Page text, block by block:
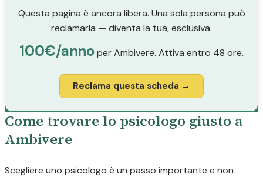
Questa pagina è ancora libera. Una sola persona può
reclamarla — diventa la tua, esclusiva.
100€/annoper Ambivere. Attiva entro 48 ore.
Reclama questa scheda →
Come trovare lo psicologo giusto a
Ambivere
Scegliere uno psicologo è un passo importante e non